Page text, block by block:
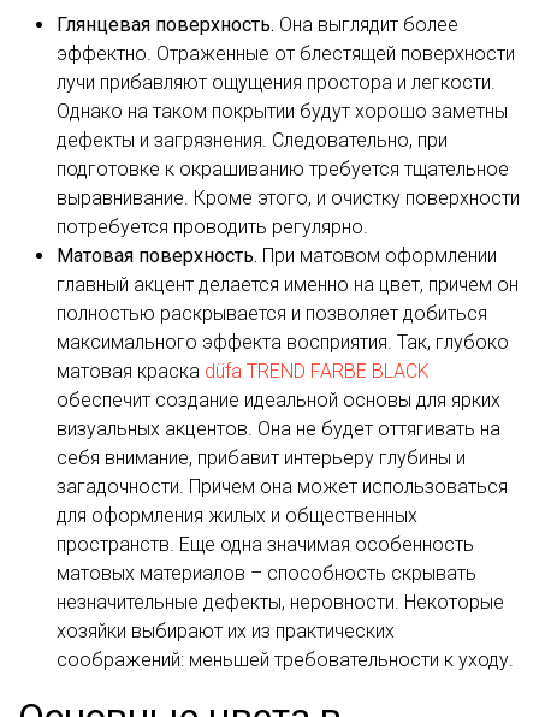
Глянцевая поверхность. Она выглядит более
эффектно. Отраженные от блестящей поверхности
лучи прибавляют ощущения простора и легкости.
Однако на таком покрытии будут хорошо заметны
дефекты и загрязнения. Следовательно, при
подготовке к окрашиванию требуется тщательное
выравнивание. Кроме этого, и очистку поверхности
потребуется проводить регулярно.
Матовая поверхность. При матовом оформлении
главный акцент делается именно на цвет, причем он
полностью раскрывается и позволяет добиться
максимального эффекта восприятия. Так, глубоко
матовая краска düfa TREND FARBE BLACK
обеспечит создание идеальной основы для ярких
визуальных акцентов. Она не будет оттягивать на
себя внимание, прибавит интерьеру глубины и
загадочности. Причем она может использоваться
для оформления жилых и общественных
пространств. Еще одна значимая особенность
матовых материалов – способность скрывать
незначительные дефекты, неровности. Некоторые
хозяйки выбирают их из практических
соображений: меньшей требовательности к уходу.